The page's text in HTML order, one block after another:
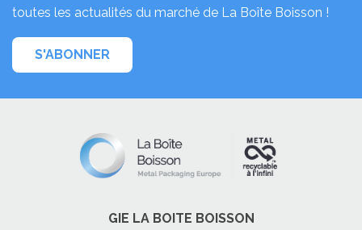
toutes les actualités du marché de La Boîte Boisson !
S'ABONNER
GIE LA BOITE BOISSON